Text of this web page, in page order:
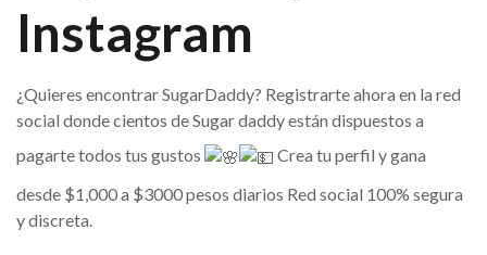
Instagram
¿Quieres encontrar SugarDaddy? Registrarte ahora en la red
social donde cientos de Sugar daddy están dispuestos a
pagarte todos tus gustos
Crea tu perfil y gana
desde $1,000 a $3000 pesos diarios Red social 100% segura
y discreta.